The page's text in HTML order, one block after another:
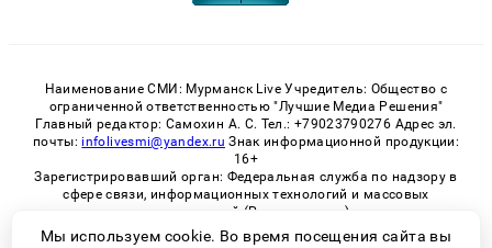
Наименование СМИ: Мурманск Live Учредитель: Общество с
ограниченной ответственностью "Лучшие Медиа Решения"
Главный редактор: Самохин А. С. Тел.: +79023790276 Адрес эл.
почты: infolivesmi@yandex.ru Знак информационной продукции:
16+
Зарегистрировавший орган: Федеральная служба по надзору в
сфере связи, информационных технологий и массовых
коммуникаций (Роскомнадзор)
Регистрационный номер СМИ ЭЛ № ФС 77 - 82534 от 21.01.2022
Мы используем cookie. Во время посещения сайта вы